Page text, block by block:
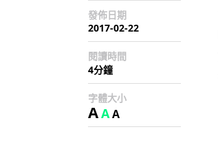
發佈日期
2017-02-22
閱讀時間
4分鐘
字體大小
AAA